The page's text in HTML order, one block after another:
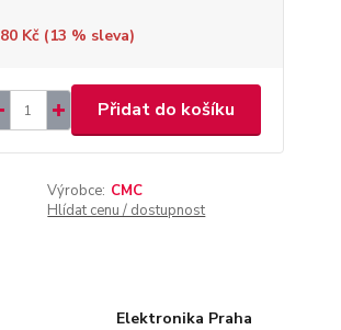
80 Kč (13 % sleva)
Přidat do košíku
Výrobce: CMC
Hlídat cenu / dostupnost
Elektronika Praha